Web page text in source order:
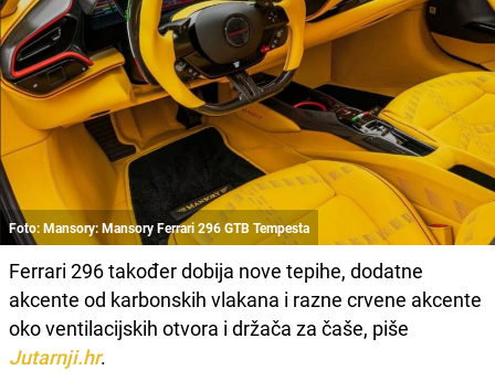
Foto: Mansory: Mansory Ferrari 296 GTB Tempesta
Ferrari 296 također dobija nove tepihe, dodatne
akcente od karbonskih vlakana i razne crvene akcente
oko ventilacijskih otvora i držača za čaše, piše
Jutarnji.hr.